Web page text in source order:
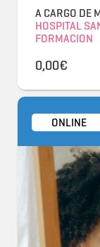
A CARGO DE
HOSPITAL
FORMACION
0,00€
ONLINE